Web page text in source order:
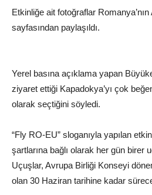
Etkinliğe ait fotoğraflar
sayfasından paylaşıldı.
Yerel basına açıklama yapan
ziyaret ettiği Kapadokya’yı çok
olarak seçtiğini söyledi.
“Fly RO-EU” sloganıyla yapılan
şartlarına bağlı olarak her gün birer
Uçuşlar, Avrupa Birliği Konseyi
olan 30 Haziran tarihine kadar